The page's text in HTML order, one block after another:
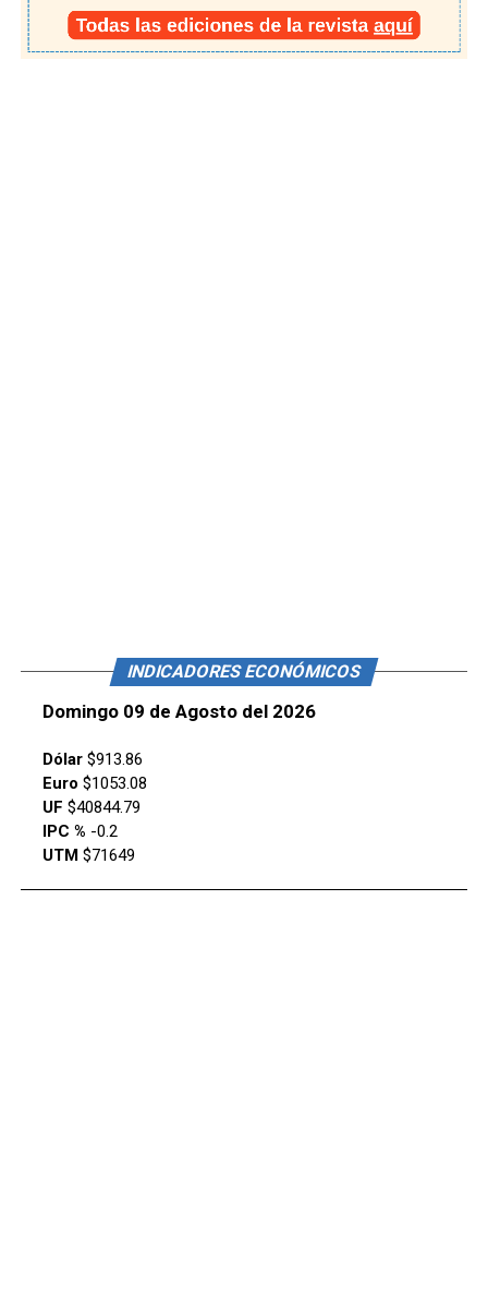
INDICADORES ECONÓMICOS
Domingo 09 de Agosto del 2026
Dólar$913.86
Euro $1053.08
UF $40844.79
IPC % -0.2
UTM$71649